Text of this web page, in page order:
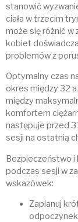
stanowić
ciała w trzecim
może się różnić w
kobiet
problemów z
Optymalny czas
okres między 32
między
komfortem
następuje przed
sesji na ostatnią
Bezpieczeństwo i
podczas sesji w
wskazówek:
Zaplanuj
odpoczynek